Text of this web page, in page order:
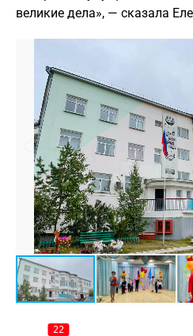
великие дела», — сказала
22